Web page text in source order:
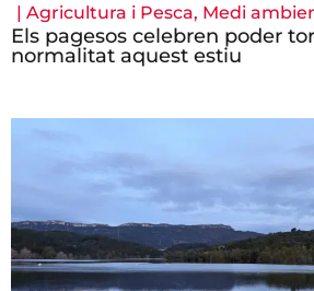
| Agricultura i Pesca, Medi
Els pagesos celebren poder
normalitat aquest estiu